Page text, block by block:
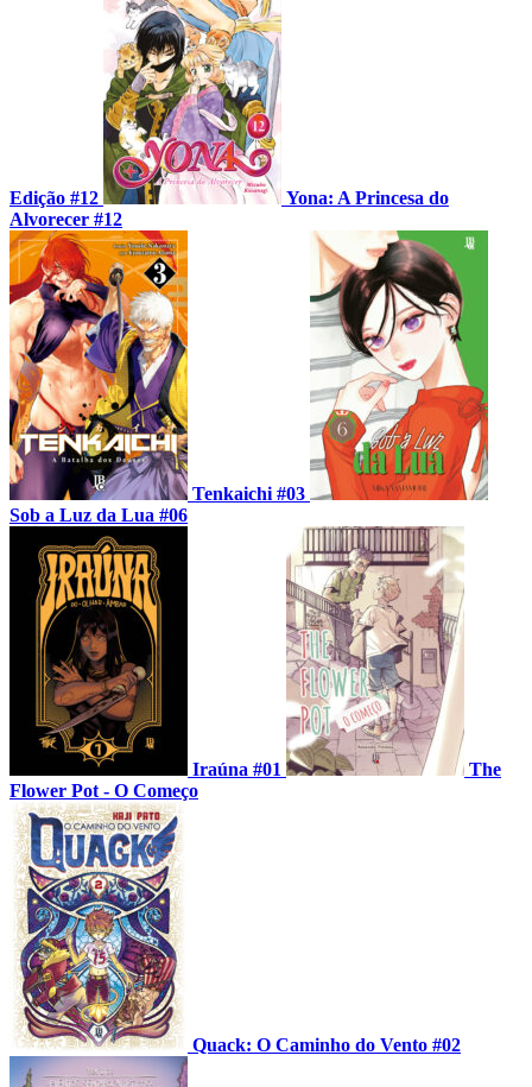
Edição #12
Yona: A Princesa do
Alvorecer #12
Tenkaichi #03
Sob a Luz da Lua #06
Iraúna #01
The
Flower Pot - O Começo
Quack: O Caminho do Vento #02